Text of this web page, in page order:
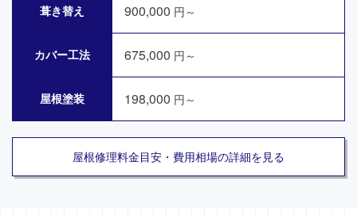
葺き替え 900,000 円～
カバー工法 675,000 円～
屋根塗装 198,000 円～
屋根修理料金目安・費用相場の詳細を見る